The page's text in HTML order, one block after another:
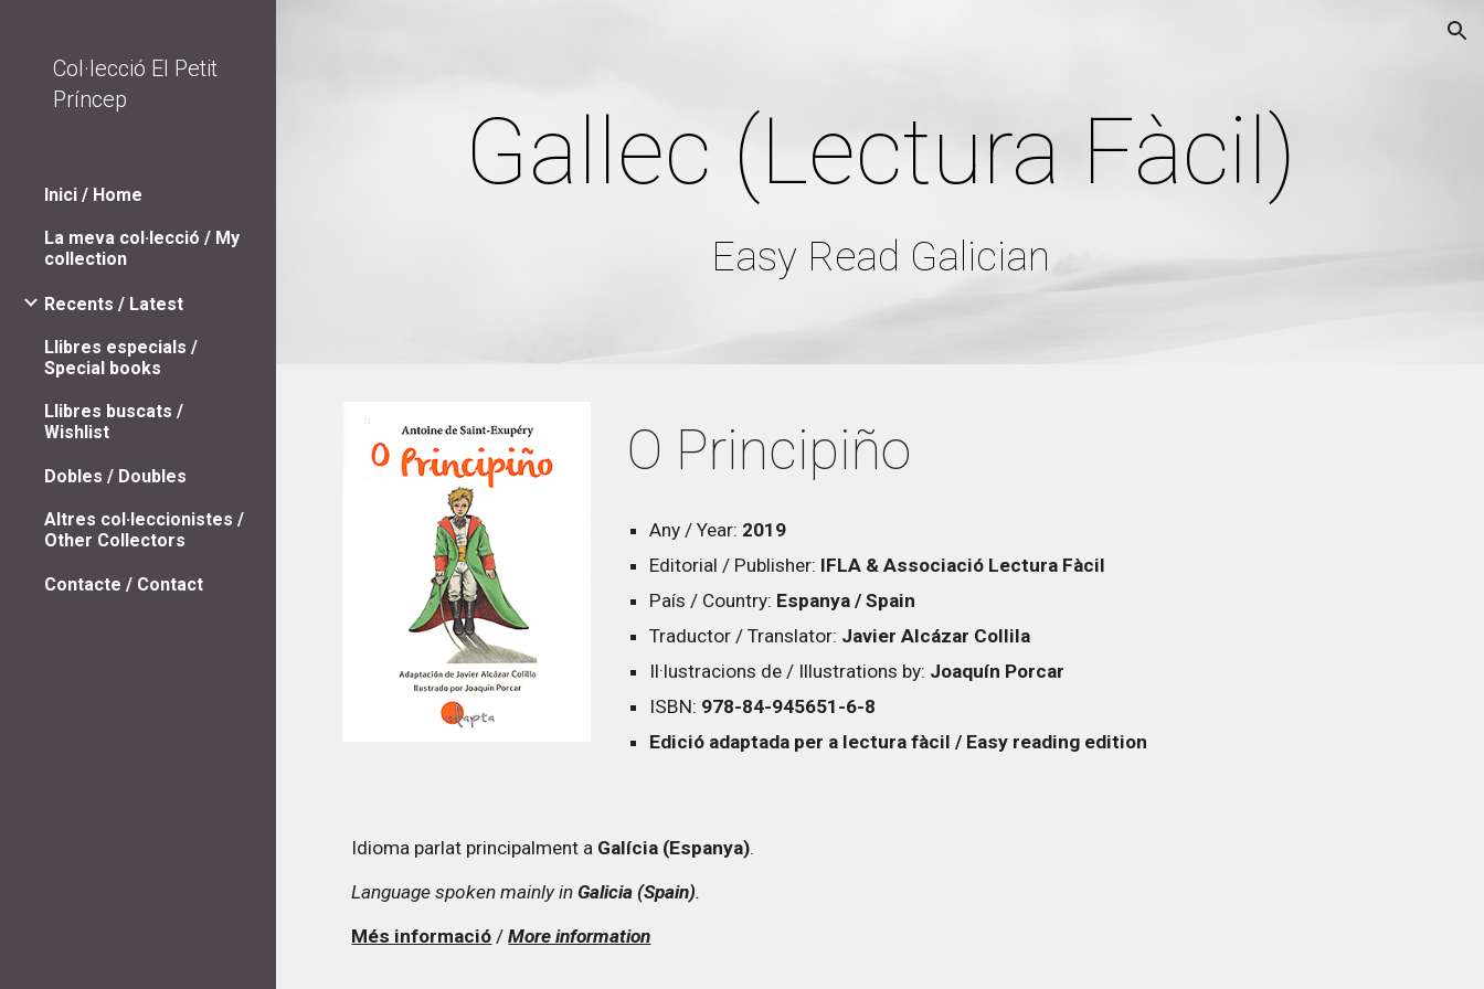
Col·lecció El Petit
Príncep
Inici / Home
La meva col·lecció / My
collection
Recents / Latest
Llibres especials /
Special books
Llibres buscats /
Wishlist
Dobles / Doubles
Altres col·leccionistes /
Other Collectors
Contacte / Contact
Gallec (Lectura Fàcil)
Easy Read Galician
O Principiño
Any / Year: 2019
Editorial / Publisher: IFLA & Associació Lectura Fàcil
País / Country: Espanya / Spain
Traductor / Translator: Javier Alcázar Collila
Il·lustracions de / Illustrations by: Joaquín Porcar
ISBN: 978-84-945651-6-8
Edició adaptada per a lectura fàcil / Easy reading edition
Idioma parlat principalment a Galícia (Espanya).
Language spoken mainly inGalicia (Spain).
Més informació /More information